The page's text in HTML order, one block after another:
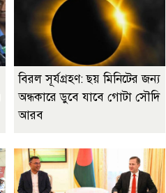
বিরল সূর্যগ্রহণ: ছয় মিনিটের জন্য
অন্ধকারে ডুবে যাবে গোটা সৌদি
আরব